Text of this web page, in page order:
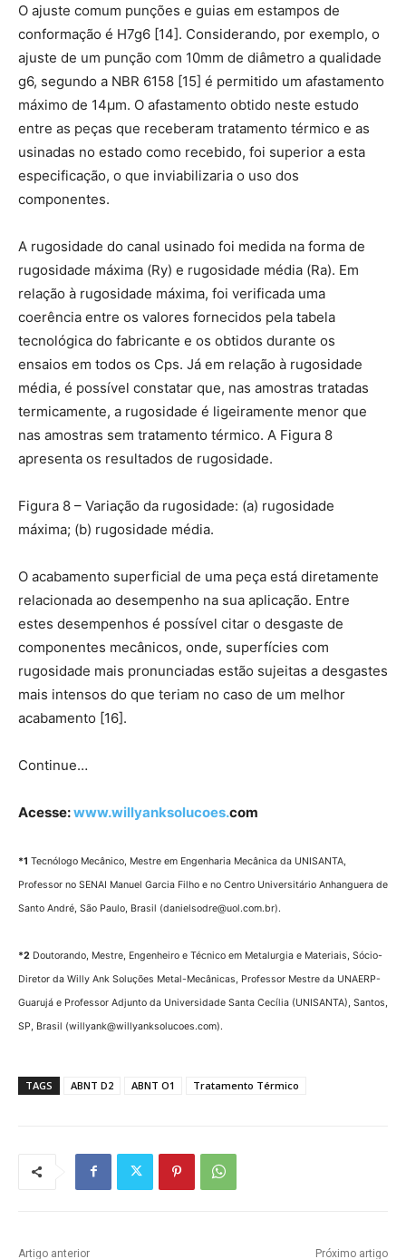
O ajuste comum punções e guias em estampos de
conformação é H7g6 [14]. Considerando, por exemplo, o
ajuste de um punção com 10mm de diâmetro a qualidade
g6, segundo a NBR 6158 [15] é permitido um afastamento
máximo de 14μm. O afastamento obtido neste estudo
entre as peças que receberam tratamento térmico e as
usinadas no estado como recebido, foi superior a esta
especificação, o que inviabilizaria o uso dos
componentes.
A rugosidade do canal usinado foi medida na forma de
rugosidade máxima (Ry) e rugosidade média (Ra). Em
relação à rugosidade máxima, foi verificada uma
coerência entre os valores fornecidos pela tabela
tecnológica do fabricante e os obtidos durante os
ensaios em todos os Cps. Já em relação à rugosidade
média, é possível constatar que, nas amostras tratadas
termicamente, a rugosidade é ligeiramente menor que
nas amostras sem tratamento térmico. A Figura 8
apresenta os resultados de rugosidade.
Figura 8 – Variação da rugosidade: (a) rugosidade
máxima; (b) rugosidade média.
O acabamento superficial de uma peça está diretamente
relacionada ao desempenho na sua aplicação. Entre
estes desempenhos é possível citar o desgaste de
componentes mecânicos, onde, superfícies com
rugosidade mais pronunciadas estão sujeitas a desgastes
mais intensos do que teriam no caso de um melhor
acabamento [16].
Continue…
Acesse:www.willyanksolucoes.com
*1 Tecnólogo Mecânico, Mestre em Engenharia Mecânica da UNISANTA,
Professor no SENAI Manuel Garcia Filho e no Centro Universitário Anhanguera de
Santo André, São Paulo, Brasil (danielsodre@uol.com.br).
*2 Doutorando, Mestre, Engenheiro e Técnico em Metalurgia e Materiais, Sócio-
Diretor da Willy Ank Soluções Metal-Mecânicas, Professor Mestre da UNAERP-
Guarujá e Professor Adjunto da Universidade Santa Cecília (UNISANTA), Santos,
SP, Brasil (willyank@willyanksolucoes.com).
TAGS ABNT D2 ABNT O1 Tratamento Térmico
Artigo anterior Próximo artigo